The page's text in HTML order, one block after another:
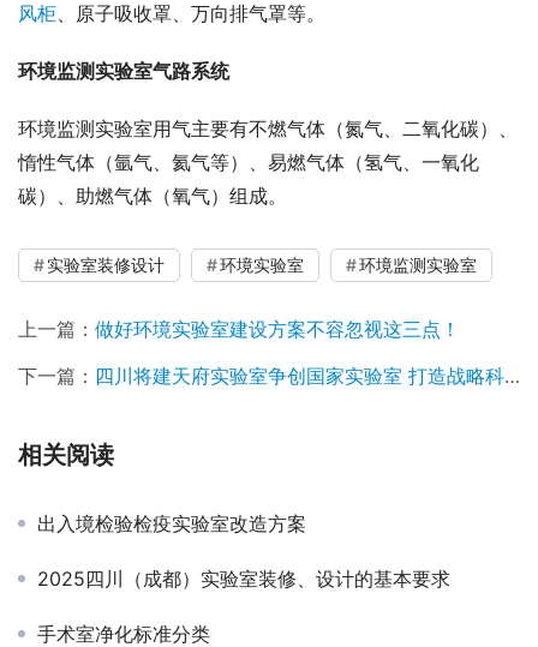
风柜、原子吸收罩、万向排气罩等。
环境监测实验室气路系统
环境监测实验室用气主要有不燃气体（氮气、二氧化碳）、
惰性气体（氩气、氦气等）、易燃气体（氢气、一氧化
碳）、助燃气体（氧气）组成。
实验室装修设计 环境实验室 环境监测实验室
上一篇： 做好环境实验室建设方案不容忽视这三点！
下一篇： 四川将建天府实验室争创国家实验室 打造战略科技力量的重要一环！
相关阅读
出入境检验检疫实验室改造方案
2025四川（成都）实验室装修、设计的基本要求
手术室净化标准分类